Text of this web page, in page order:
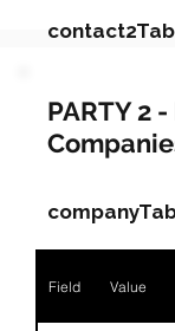
Field
Name
Position
Phone
Email
PARTY 2
Field Value